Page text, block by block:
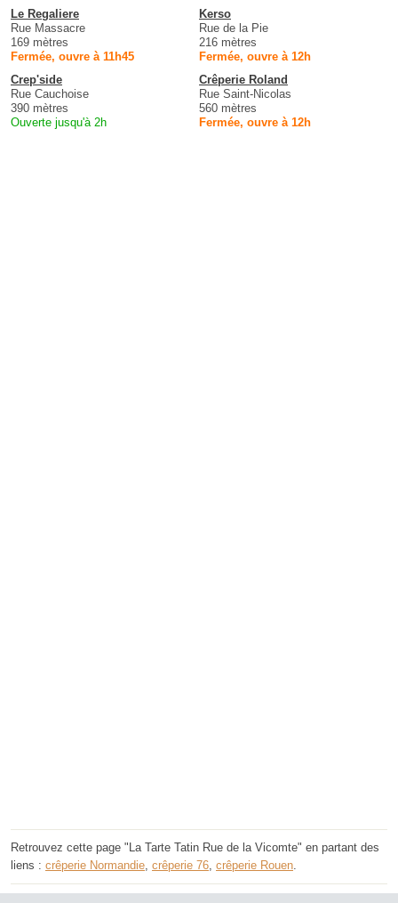
Le Regaliere
Rue Massacre
169 mètres
Fermée, ouvre à 11h45
Kerso
Rue de la Pie
216 mètres
Fermée, ouvre à 12h
Crep'side
Rue Cauchoise
390 mètres
Ouverte jusqu'à 2h
Crêperie Roland
Rue Saint-Nicolas
560 mètres
Fermée, ouvre à 12h
Retrouvez cette page "La Tarte Tatin Rue de la Vicomte" en partant des
liens : crêperie Normandie crêperie 76 crêperie Rouen